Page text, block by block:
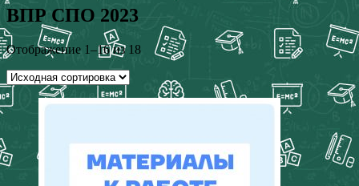
ВПР СПО 2023
Отображение 1–16 из 18